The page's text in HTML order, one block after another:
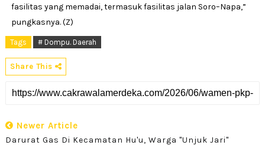
fasilitas yang memadai, termasuk fasilitas jalan Soro–Napa,”
pungkasnya. (Z)
Tags # Dompu. Daerah
Share This
Newer Article
Darurat Gas Di Kecamatan Hu'u, Warga "Unjuk Jari"